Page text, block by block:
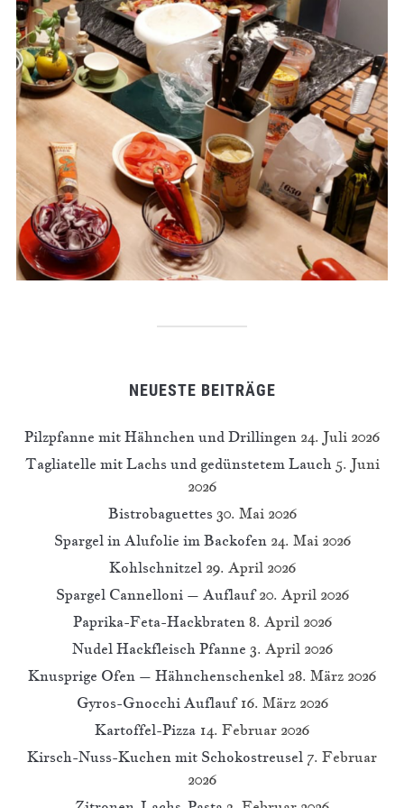
NEUESTE BEITRÄGE
Pilzpfanne mit Hähnchen und Drillingen 24. Juli 2026
Tagliatelle mit Lachs und gedünstetem Lauch 5. Juni
2026
Bistrobaguettes 30. Mai 2026
Spargel in Alufolie im Backofen 24. Mai 2026
Kohlschnitzel 29. April 2026
Spargel Cannelloni – Auflauf 20. April 2026
Paprika-Feta-Hackbraten 8. April 2026
Nudel Hackfleisch Pfanne 3. April 2026
Knusprige Ofen – Hähnchenschenkel 28. März 2026
Gyros-Gnocchi Auflauf 16. März 2026
Kartoffel-Pizza 14. Februar 2026
Kirsch-Nuss-Kuchen mit Schokostreusel 7. Februar
2026